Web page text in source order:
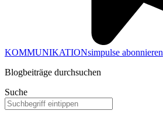
KOMMUNIKATIONsimpulse abonnieren
Blogbeiträge durchsuchen
Suche